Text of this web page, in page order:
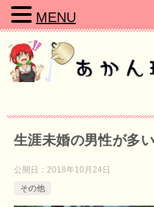
生涯未婚の男性が多
公開日： 2018年10月24日
その他
MENU